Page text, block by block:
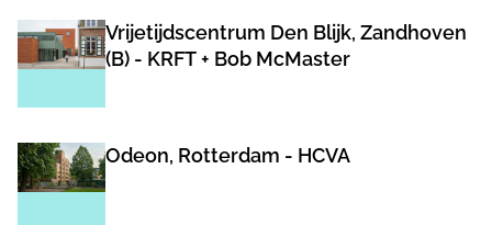
Vrijetijdscentrum Den Blijk, Zandhoven
(B) - KRFT + Bob McMaster
Odeon, Rotterdam - HCVA